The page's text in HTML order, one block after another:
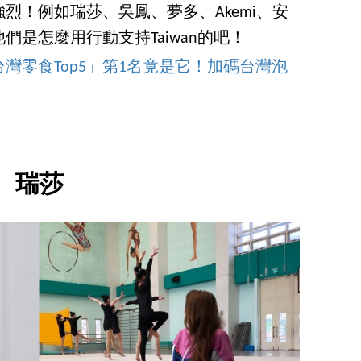
！例如瑞莎、吳鳳、夢多、Akemi、安
是怎麼用行動支持Taiwan的吧！
零食Top5」第1名竟是它！加碼台灣泡
瑞莎